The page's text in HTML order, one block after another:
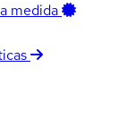
medida